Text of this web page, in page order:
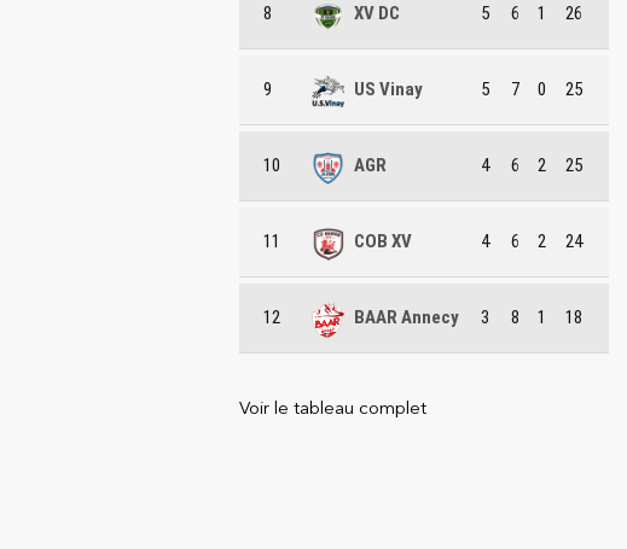
8 XV DC 5 6 1 26
9 US Vinay 5 7 0 25
10 AGR 4 6 2 25
11 COB XV 4 6 2 24
12 BAAR Annecy 3 8 1 18
Voir le tableau complet